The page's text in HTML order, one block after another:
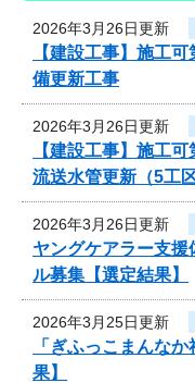
2026年3月26日更新
【建設工事】施工
備更新工事
2026年3月26日更新
【建設工事】施工
流送水管更新（5工
2026年3月26日更新
ヤングケアラー支
ル募集【選定結果】
2026年3月25日更新
「ぎふっこまんな
果】